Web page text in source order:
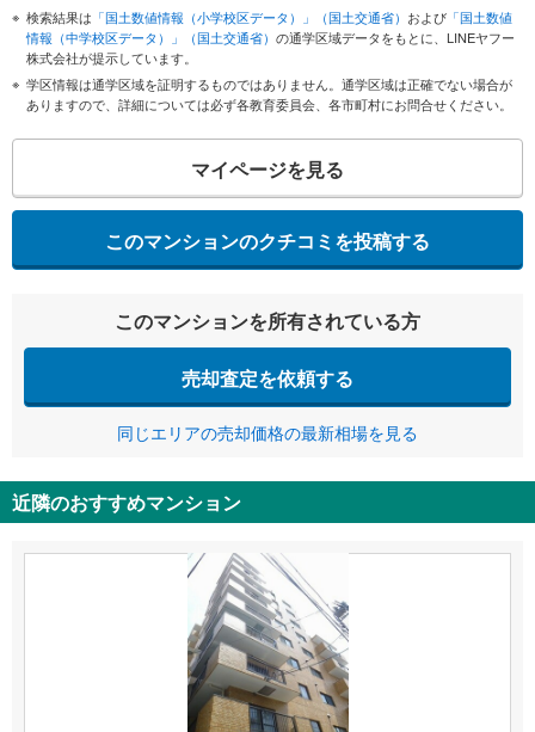
検索結果は 「国土数値情報（小学校区データ）」（国土交通省） および 「国土数値
情報（中学校区データ）」（国土交通省） の通学区域データをもとに、LINEヤフー
株式会社が提示しています。
学区情報は通学区域を証明するものではありません。通学区域は正確でない場合が
ありますので、詳細については必ず各教育委員会、各市町村にお問合せください。
マイページを見る
このマンションのクチコミを投稿する
このマンションを所有されている方
売却査定を依頼する
同じエリアの売却価格の最新相場を見る
近隣のおすすめマンション